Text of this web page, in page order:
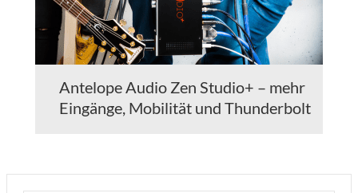
Antelope Audio Zen Studio+ – mehr
Eingänge, Mobilität und Thunderbolt